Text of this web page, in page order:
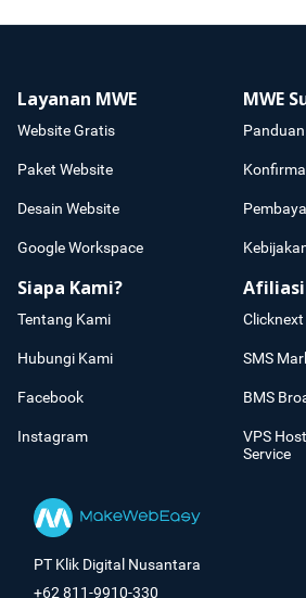
Layanan MWE
Website Gratis
Paket Website
Desain Website
Google Workspace
MWE
Siapa Kami?
Tentang Kami
Hubungi Kami
Facebook
Instagram
SMS
BMS
VPS
Service
PT Klik Digital Nusantara
+62 811-9910-330